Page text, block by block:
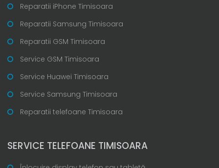
Reparatii iPhone Timisoara
Reparatii Samsung Timisoara
Reparatii GSM Timisoara
Service GSM Timisoara
Service Huawei Timisoara
Service Samsung Timisoara
Reparatii telefoane Timisoara
SERVICE TELEFOANE TIMISOARA